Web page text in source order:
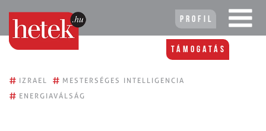
Profil
Támogatás
# IZRAEL # MESTERSÉGES INTELLIGENCIA
# ENERGIAVÁLSÁG